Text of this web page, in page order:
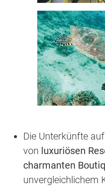
Die Unterkünfte
von luxuriösen
charmanten
unvergleichlichem